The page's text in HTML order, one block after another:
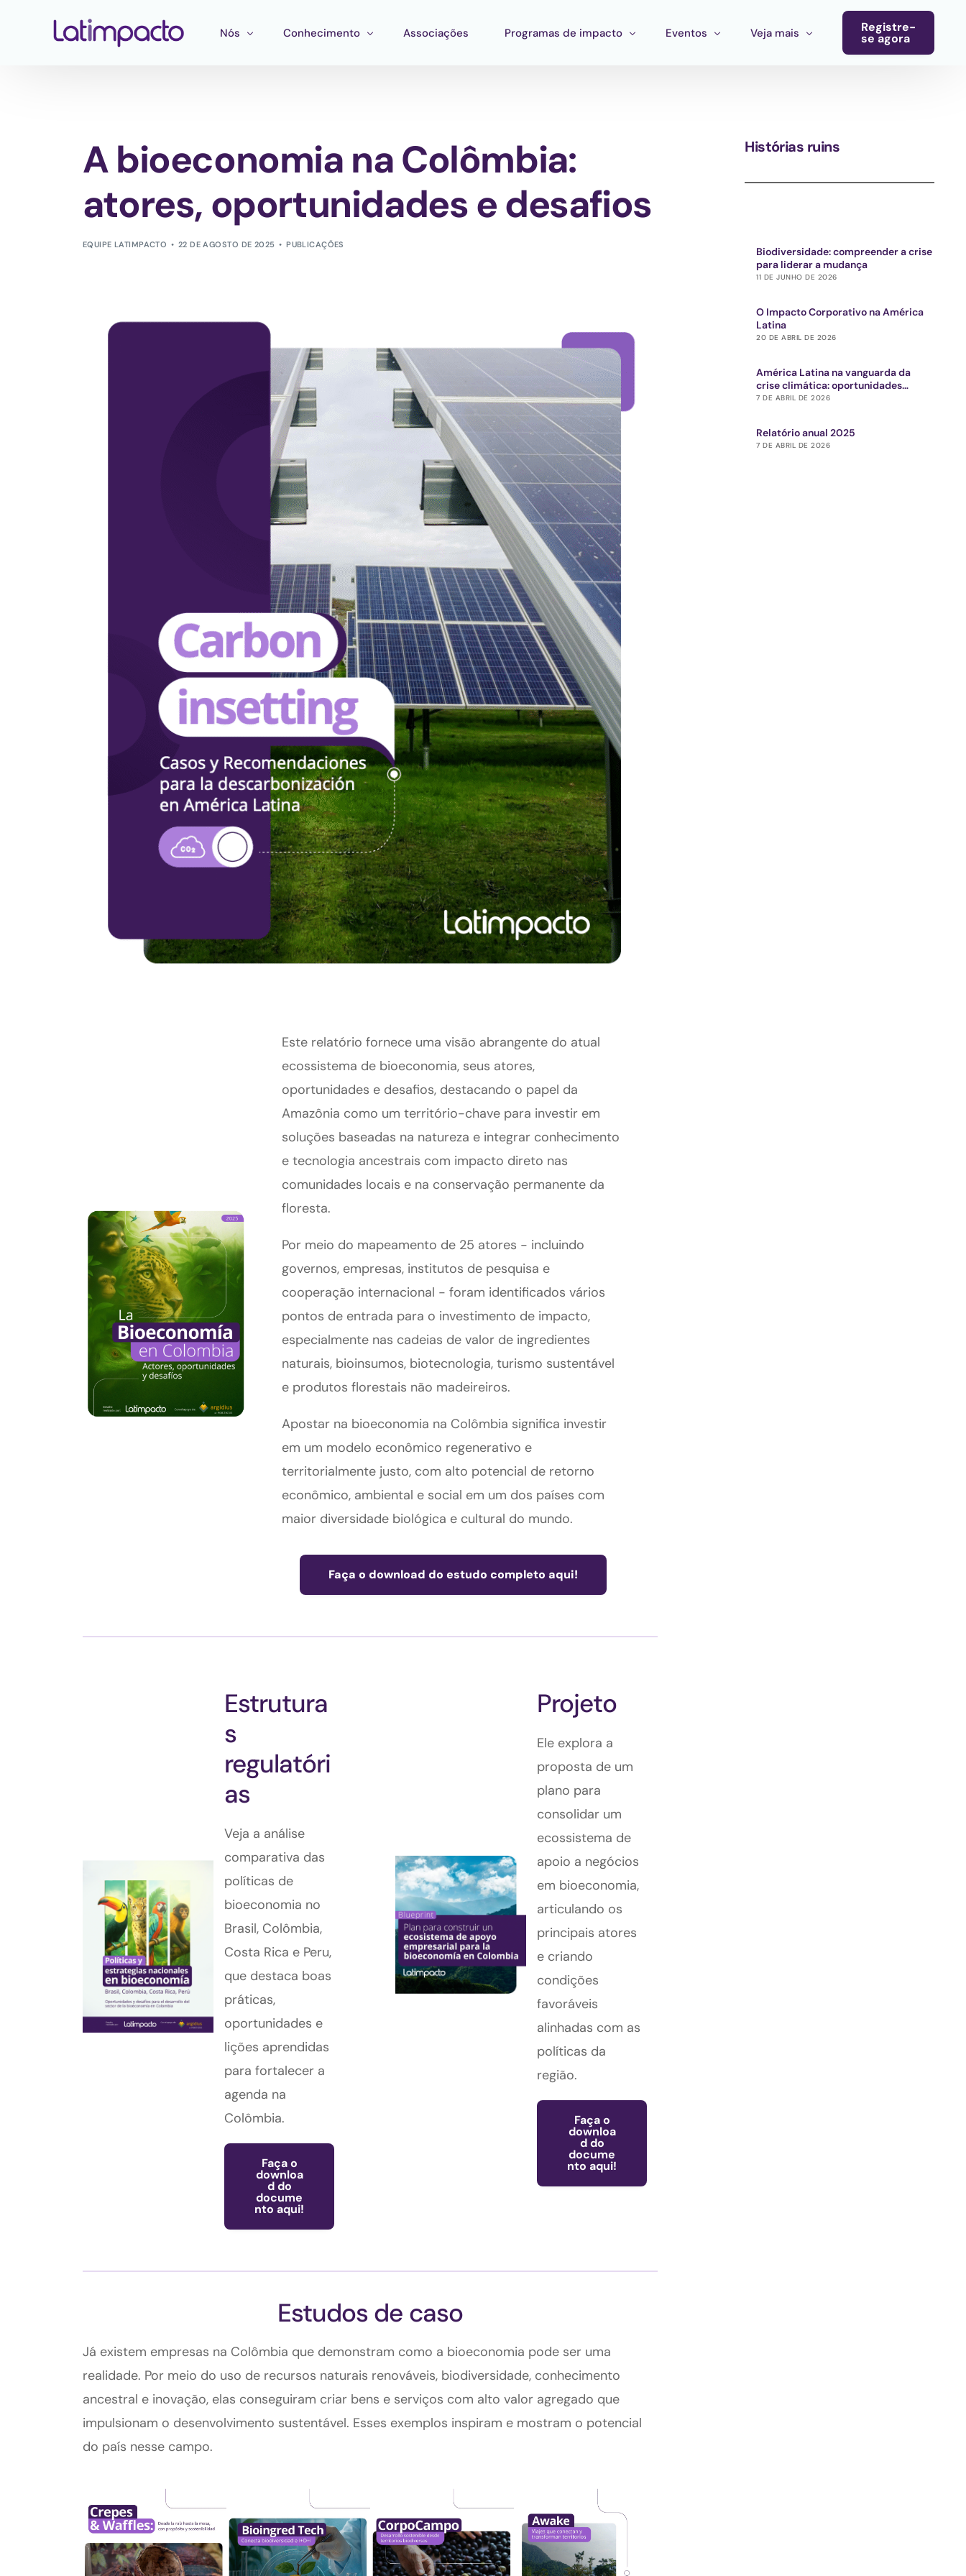
Nós
Conselho Consultivo Estratégico
Conhecimento
Mapeamento de ecossistemas
Associações Programas de impacto
Cultura
Região da Prata
Eventos Veja mais Registre-
se agora
A bioeconomia na Colômbia:
atores, oportunidades e desafios
EQUIPE LATIMPACTO 22 DE AGOSTO DE 2025 PUBLICAÇÕES
Este relatório fornece uma visão abrangente do atual
ecossistema de bioeconomia, seus atores,
oportunidades e desafios, destacando o papel da
Amazônia como um território-chave para investir em
soluções baseadas na natureza e integrar conhecimento
e tecnologia ancestrais com impacto direto nas
comunidades locais e na conservação permanente da
floresta.
Por meio do mapeamento de 25 atores - incluindo
governos, empresas, institutos de pesquisa e
cooperação internacional - foram identificados vários
pontos de entrada para o investimento de impacto,
especialmente nas cadeias de valor de ingredientes
naturais, bioinsumos, biotecnologia, turismo sustentável
e produtos florestais não madeireiros.
Apostar na bioeconomia na Colômbia significa investir
em um modelo econômico regenerativo e
territorialmente justo, com alto potencial de retorno
econômico, ambiental e social em um dos países com
maior diversidade biológica e cultural do mundo.
Faça o download do estudo completo aqui!
Estrutura
s
regulatóri
as
Veja a análise
comparativa das
políticas de
bioeconomia no
Brasil, Colômbia,
Costa Rica e Peru,
que destaca boas
práticas,
oportunidades e
lições aprendidas
para fortalecer a
agenda na
Colômbia.
Faça o
downloa
d do
docume
nto aqui!
Projeto
Ele explora a
proposta de um
plano para
consolidar um
ecossistema de
apoio a negócios
em bioeconomia,
articulando os
principais atores
e criando
condições
favoráveis
alinhadas com as
políticas da
região.
Faça o
downloa
d do
docume
nto aqui!
Estudos de caso
Já existem empresas na Colômbia que demonstram como a bioeconomia pode ser uma
realidade. Por meio do uso de recursos naturais renováveis, biodiversidade, conhecimento
ancestral e inovação, elas conseguiram criar bens e serviços com alto valor agregado que
impulsionam o desenvolvimento sustentável. Esses exemplos inspiram e mostram o potencial
do país nesse campo.
Histórias ruins
Biodiversidade: compreender a crise
para liderar a mudança
11 DE JUNHO DE 2026
O Impacto Corporativo na América
Latina
20 DE ABRIL DE 2026
América Latina na vanguarda da
crise climática: oportunidades
estratégicas para o ecossistema de
7 DE ABRIL DE 2026
Relatório anual 2025
7 DE ABRIL DE 2026